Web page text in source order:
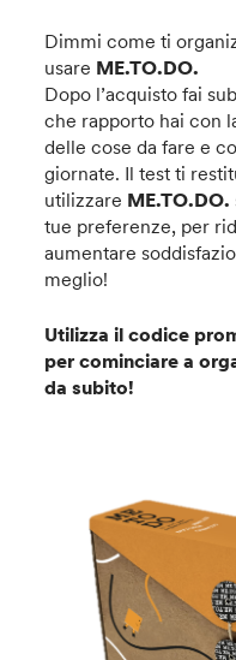
Dimmi come ti
usare ME.TO.DO.
Dopo l’acquisto fai
che rapporto hai con
delle cose da fare e
giornate. Il test ti
utilizzare ME.TO.DO.
tue preferenze, per
aumentare
meglio!
Utilizza il codice
per cominciare a
da subito!